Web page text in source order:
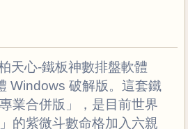
天心-鐵板神數排盤軟體
Windows 破解版。這套鐵
業合併版」，是目前世界
的紫微斗數命格加入六親